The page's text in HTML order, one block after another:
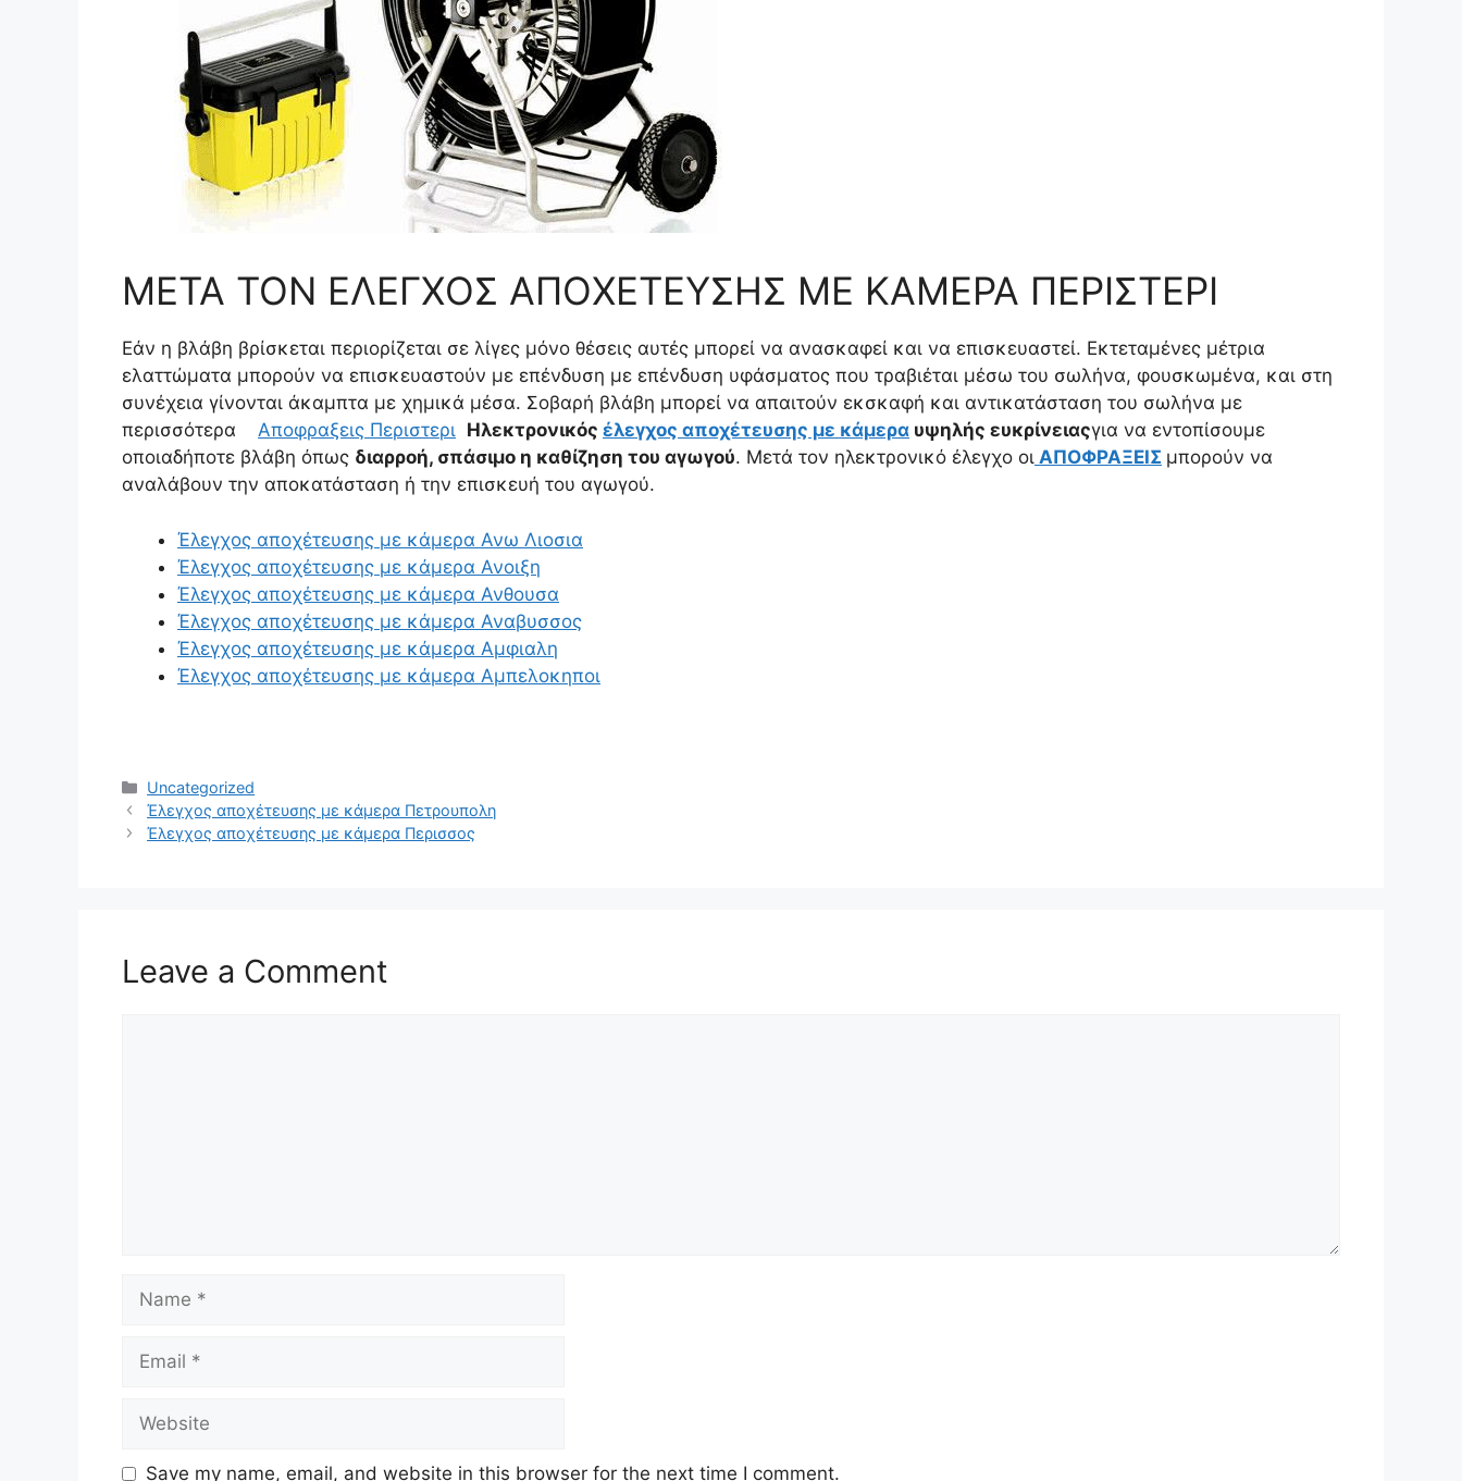
ΜΕΤΑ ΤΟΝ ΕΛΕΓΧΟΣ ΑΠΟΧΕΤΕΥΣΗΣ ΜΕ ΚΑΜΕΡΑ ΠΕΡΙΣΤΕΡΙ
Εάν η βλάβη βρίσκεται περιορίζεται σε λίγες μόνο θέσεις αυτές μπορεί να ανασκαφεί και να επισκευαστεί. Εκτεταμένες μέτρια
ελαττώματα μπορούν να επισκευαστούν με επένδυση με επένδυση υφάσματος που τραβιέται μέσω του σωλήνα, φουσκωμένα, και στη
συνέχεια γίνονται άκαμπτα με χημικά μέσα. Σοβαρή βλάβη μπορεί να απαιτούν εκσκαφή και αντικατάσταση του σωλήνα με
περισσότερα Αποφραξεις Περιστερι Ηλεκτρονικός έλεγχος αποχέτευσης με κάμερα υψηλής ευκρίνειαςγια να εντοπίσουμε
οποιαδήποτε βλάβη όπως διαρροή, σπάσιμο η καθίζηση του αγωγού. Μετά τον ηλεκτρονικό έλεγχο οι ΑΠΟΦΡΑΞΕΙΣ μπορούν να
αναλάβουν την αποκατάσταση ή την επισκευή του αγωγού.
Έλεγχος αποχέτευσης με κάμερα Ανω Λιοσια
Έλεγχος αποχέτευσης με κάμερα Ανοιξη
Έλεγχος αποχέτευσης με κάμερα Ανθουσα
Έλεγχος αποχέτευσης με κάμερα Αναβυσσος
Έλεγχος αποχέτευσης με κάμερα Αμφιαλη
Έλεγχος αποχέτευσης με κάμερα Αμπελοκηποι
Categories
Uncategorized
Έλεγχος αποχέτευσης με κάμερα Πετρουπολη
Έλεγχος αποχέτευσης με κάμερα Περισσος
Leave a Comment
Name
Email
Website
Save my name, email, and website in this browser for the next time I comment.